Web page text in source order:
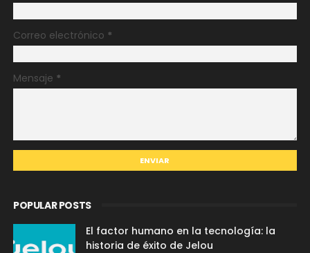
Correo electrónico *
Mensaje *
POPULAR POSTS
El factor humano en la tecnología: la
historia de éxito de Jelou